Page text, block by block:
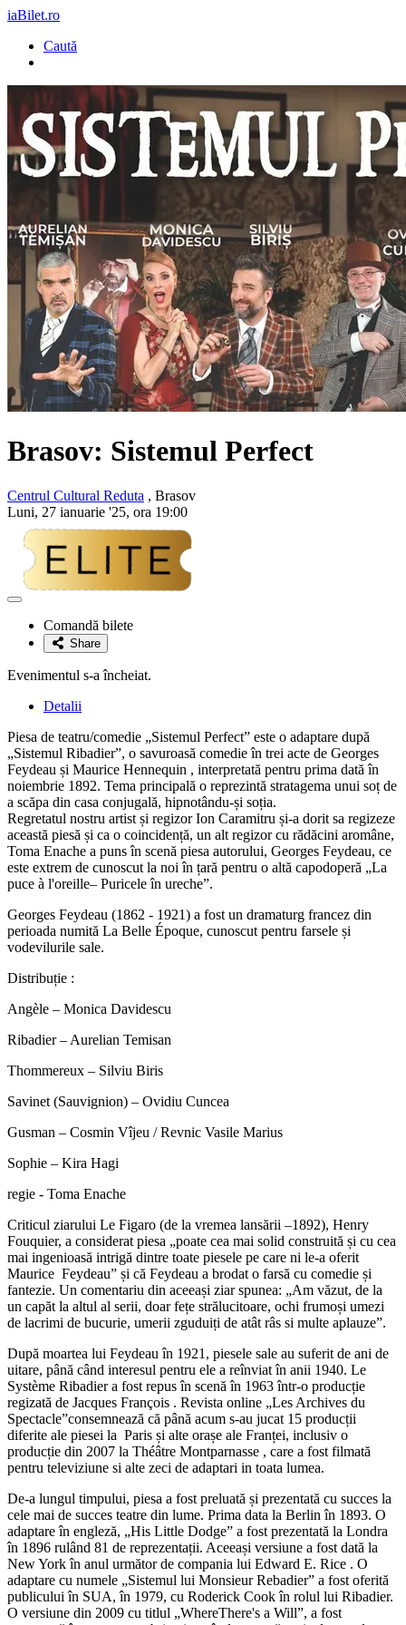
iaBilet.ro
Caută
Brasov: Sistemul Perfect
Centrul Cultural Reduta , Brasov
Luni, 27 ianuarie '25, ora 19:00
Adaugă
favoriteComandă bilete
Share
Evenimentul s-a încheiat.
Detalii
Piesa de teatru/comedie „Sistemul Perfect” este o adaptare după
„Sistemul Ribadier”, o savuroasă comedie în trei acte de Georges
Feydeau și Maurice Hennequin , interpretată pentru prima dată în
noiembrie 1892. Tema principală o reprezintă stratagema unui soț de
a scăpa din casa conjugală, hipnotându-și soția.
Regretatul nostru artist și regizor Ion Caramitru și-a dorit sa regizeze
această piesă și ca o coincidență, un alt regizor cu rădăcini aromâne,
Toma Enache a puns în scenă piesa autorului, Georges Feydeau, ce
este extrem de cunoscut la noi în țară pentru o altă capodoperă „La
puce à l'oreille– Puricele în ureche”.
Georges Feydeau (1862 - 1921) a fost un dramaturg francez din
perioada numită La Belle Époque, cunoscut pentru farsele și
vodevilurile sale.
Distribuție :
Angèle – Monica Davidescu
Ribadier – Aurelian Temisan
Thommereux – Silviu Biris
Savinet (Sauvignion) – Ovidiu Cuncea
Gusman – Cosmin Vîjeu / Revnic Vasile Marius
Sophie – Kira Hagi
regie - Toma Enache
Criticul ziarului Le Figaro (de la vremea lansării –1892), Henry
Fouquier, a considerat piesa „poate cea mai solid construită și cu cea
mai ingenioasă intrigă dintre toate piesele pe care ni le-a oferit
Maurice Feydeau” și că Feydeau a brodat o farsă cu comedie și
fantezie. Un comentariu din aceeași ziar spunea: „Am văzut, de la
un capăt la altul al serii, doar fețe strălucitoare, ochi frumoși umezi
de lacrimi de bucurie, umerii zguduiți de atât râs si multe aplauze”.
După moartea lui Feydeau în 1921, piesele sale au suferit de ani de
uitare, până când interesul pentru ele a reînviat în anii 1940. Le
Système Ribadier a fost repus în scenă în 1963 într-o producție
regizată de Jacques François . Revista online „Les Archives du
Spectacle”consemnează că până acum s-au jucat 15 producții
diferite ale piesei la Paris și alte orașe ale Franței, inclusiv o
producție din 2007 la Théâtre Montparnasse , care a fost filmată
pentru televiziune si alte zeci de adaptari in toata lumea.
De-a lungul timpului, piesa a fost preluată și prezentată cu succes la
cele mai de succes teatre din lume. Prima data la Berlin în 1893. O
adaptare în engleză, „His Little Dodge” a fost prezentată la Londra
în 1896 rulând 81 de reprezentații. Aceeași versiune a fost dată la
New York în anul următor de compania lui Edward E. Rice . O
adaptare cu numele „Sistemul lui Monsieur Rebadier” a fost oferită
publicului în SUA, în 1979, cu Roderick Cook în rolul lui Ribadier.
O versiune din 2009 cu titlul „WhereThere's a Will”, a fost